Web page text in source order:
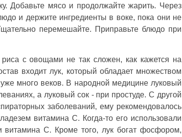
Добавьте мясо и продолжайте жарить. Через
и держите ингредиенты в воке, пока они не
перемешайте. Приправьте блюдо при
с овощами не так сложен, как кажется на
входит лук, который обладает множеством
много веков. В народной медицине луковый
а луковый сок - при простуде. С другой
заболеваний, ему рекомендовалось
витамина С. Когда-то его использовали
витамина С. Кроме того, лук богат фосфором,